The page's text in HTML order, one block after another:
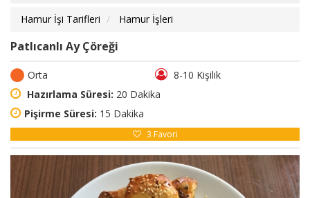
Hamur İşi Tarifleri
Hamur İşleri
Patlıcanlı Ay Çöreği
Orta
8-10 Kişilik
Hazırlama Süresi: 20 Dakika
Pişirme Süresi: 15 Dakika
3 Favori